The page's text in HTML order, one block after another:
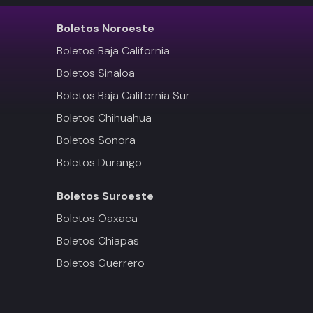
Boletos Noroeste
Boletos Baja California
Boletos Sinaloa
Boletos Baja California Sur
Boletos Chihuahua
Boletos Sonora
Boletos Durango
Boletos Suroeste
Boletos Oaxaca
Boletos Chiapas
Boletos Guerrero